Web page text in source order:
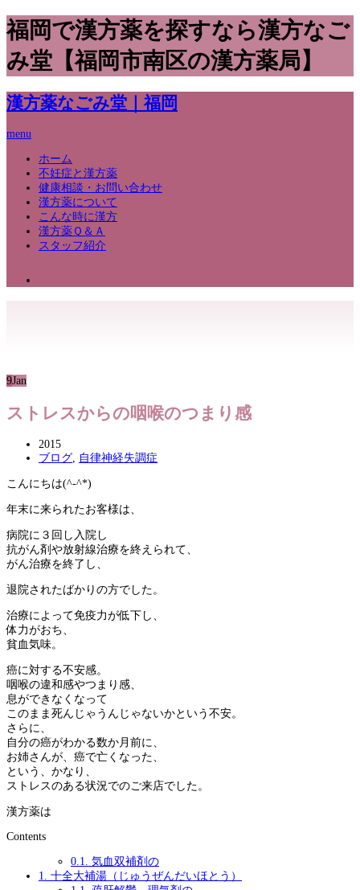
福岡で漢方薬を探すなら漢方なご
み堂【福岡市南区の漢方薬局】
漢方薬なごみ堂｜福岡
menu
ホーム
不妊症と漢方薬
健康相談・お問い合わせ
漢方薬について
こんな時に漢方
漢方薬Ｑ＆Ａ
スタッフ紹介
9Jan
ストレスからの咽喉のつまり感
2015
ブログ, 自律神経失調症
こんにちは(^-^*)
年末に来られたお客様は、
病院に３回し入院し
抗がん剤や放射線治療を終えられて、
がん治療を終了し、
退院されたばかりの方でした。
治療によって免疫力が低下し、
体力がおち、
貧血気味。
癌に対する不安感。
咽喉の違和感やつまり感、
息ができなくなって
このまま死んじゃうんじゃないかという不安。
さらに、
自分の癌がわかる数か月前に、
お姉さんが、癌で亡くなった、
という、かなり、
ストレスのある状況でのご来店でした。
漢方薬は
Contents
0.1. 気血双補剤の
1. 十全大補湯（じゅうぜんだいほとう）